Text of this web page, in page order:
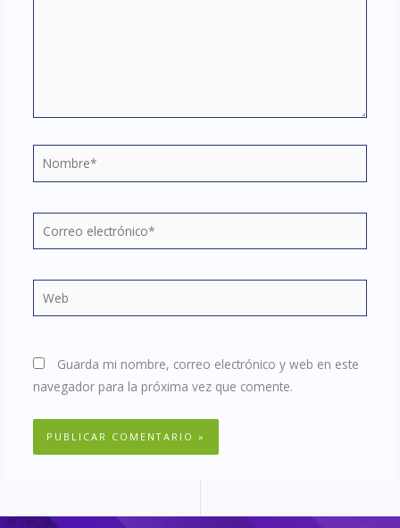
Nombre*
electrónico*
Web
Guarda mi nombre, correo electrónico y web en este
navegador para la próxima vez que comente.